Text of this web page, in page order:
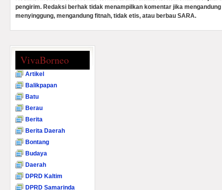
pengirim. Redaksi berhak tidak menampilkan komentar jika
menyinggung, mengandung fitnah, tidak etis, atau berbau SARA.
VivaBorneo
Artikel
Balikpapan
Batu
Berau
Berita
Berita Daerah
Bontang
Budaya
Daerah
DPRD Kaltim
DPRD Samarinda